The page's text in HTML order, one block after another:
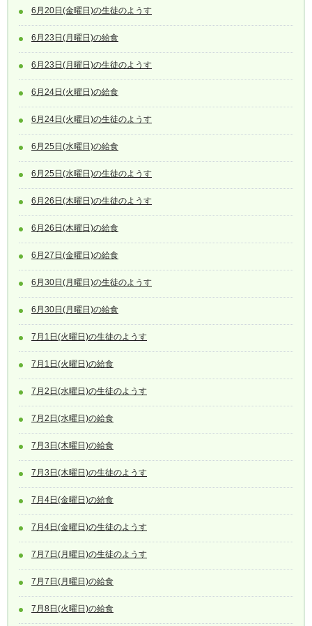
6月20日(金曜日)の生徒のようす
6月23日(月曜日)の給食
6月23日(月曜日)の生徒のようす
6月24日(火曜日)の給食
6月24日(火曜日)の生徒のようす
6月25日(水曜日)の給食
6月25日(水曜日)の生徒のようす
6月26日(木曜日)の生徒のようす
6月26日(木曜日)の給食
6月27日(金曜日)の給食
6月30日(月曜日)の生徒のようす
6月30日(月曜日)の給食
7月1日(火曜日)の生徒のようす
7月1日(火曜日)の給食
7月2日(水曜日)の生徒のようす
7月2日(水曜日)の給食
7月3日(木曜日)の給食
7月3日(木曜日)の生徒のようす
7月4日(金曜日)の給食
7月4日(金曜日)の生徒のようす
7月7日(月曜日)の生徒のようす
7月7日(月曜日)の給食
7月8日(火曜日)の給食